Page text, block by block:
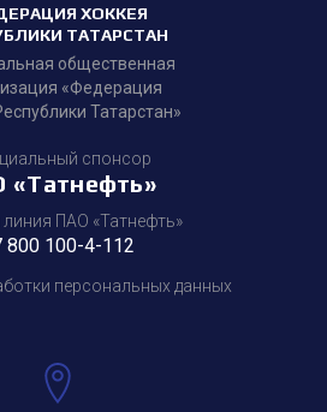
ХОККЕЯ
ТАТАРСТАН
общественная
«Федерация
Татарстан»
спонсор
«Татнефть»
линия ПАО «Татнефть»
800 100-4-112
персональных данных